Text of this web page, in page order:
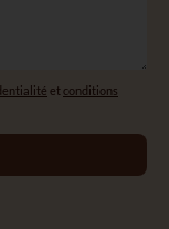
etconditions